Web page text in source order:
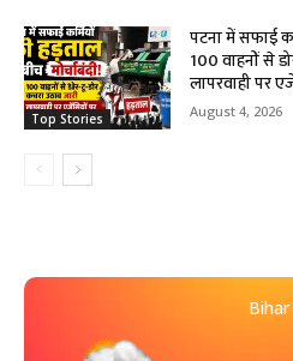
Top Stories
पटना में सफाई
100 वाहनों से
लापरवाही पर
August 4, 2026
Bihar